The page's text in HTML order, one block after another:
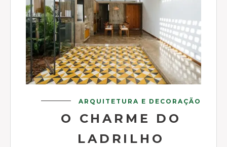
ARQUITETURA E DECORAÇÃO
O CHARME DO
LADRILHO